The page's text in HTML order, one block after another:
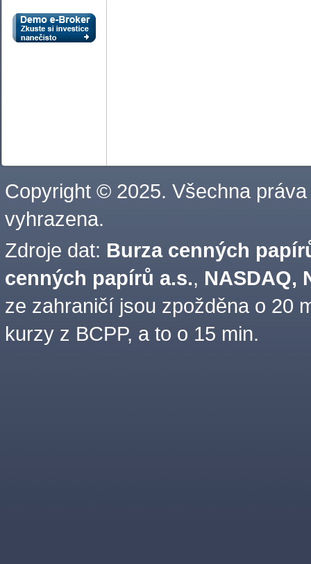
Copyright © 2025. Všechna práva
vyhrazena.
Zdroje dat: Burza cenných
cenných papírů a.s., NASDAQ,
ze zahraničí jsou zpožděna o 20
kurzy z BCPP, a to o 15 min.